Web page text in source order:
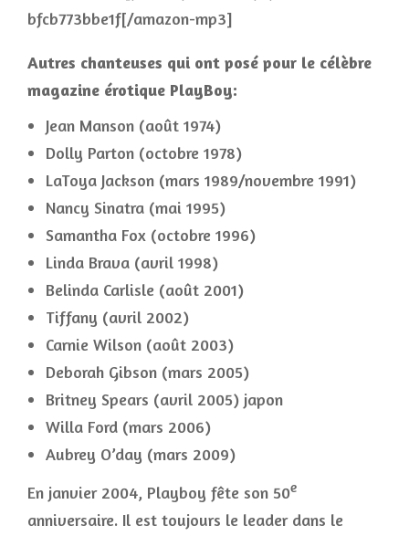
bfcb773bbe1f[/amazon-mp3]
Autres chanteuses qui ont posé pour le célèbre
magazine érotique PlayBoy:
Jean Manson (août 1974)
Dolly Parton (octobre 1978)
LaToya Jackson (mars 1989/novembre 1991)
Nancy Sinatra (mai 1995)
Samantha Fox (octobre 1996)
Linda Brava (avril 1998)
Belinda Carlisle (août 2001)
Tiffany (avril 2002)
Carnie Wilson (août 2003)
Deborah Gibson (mars 2005)
Britney Spears (avril 2005) japon
Willa Ford (mars 2006)
Aubrey O’day (mars 2009)
En janvier 2004, Playboy fête son 50e
anniversaire. Il est toujours le leader dans le